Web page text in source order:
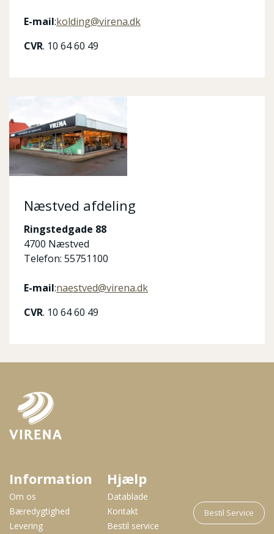
E-mail:kolding@virena.dk
CVR. 10 64 60 49
Næstved afdeling
Ringstedgade 88
4700 Næstved
Telefon: 55751100
E-mail:naestved@virena.dk
CVR. 10 64 60 49
Information
Om os
Bæredygtighed
Levering
Hjælp
Datablade
Kontakt
Bestil service
Bestil Service